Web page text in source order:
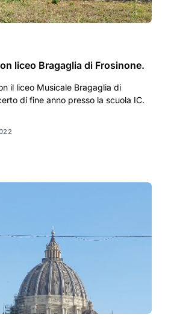
liceo Bragaglia di Frosinone.
il liceo Musicale Bragaglia di
di fine anno presso la scuola IC.